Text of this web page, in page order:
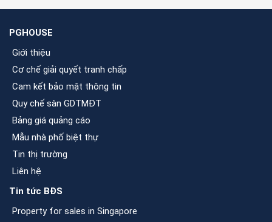
PGHOUSE
Giới thiệu
Cơ chế giải quyết tranh chấp
Cam kết bảo mật thông tin
Quy chế sàn GDTMĐT
Bảng giá quảng cáo
Mẫu nhà phố biệt thự
Tin thị trường
Liên hệ
Tin tức BĐS
Property for sales in Singapore